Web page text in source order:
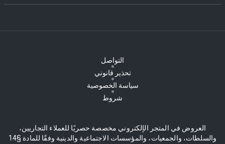
التواصل
تحذير قانوني
سياسة الخصوصية
شروط
العروض في المتجر الإلكتروني مخصصة حصريًا للعملاء التجاريين،
والسلطات، والجمعيات، والمؤسسات الاجتماعية والدينية وفقًا للمادة §14